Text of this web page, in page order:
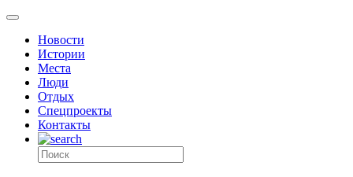
Новости
Истории
Места
Люди
Отдых
Спецпроекты
Контакты